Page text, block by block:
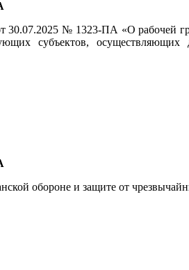
30.07.2025 № 1323-ПА «О рабочей
субъектов, осуществляющих
обороне и защите от